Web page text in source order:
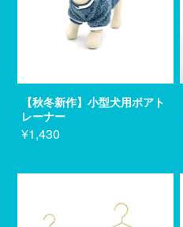
【秋冬新作】小型犬用ボアト
レーナー
¥1,430